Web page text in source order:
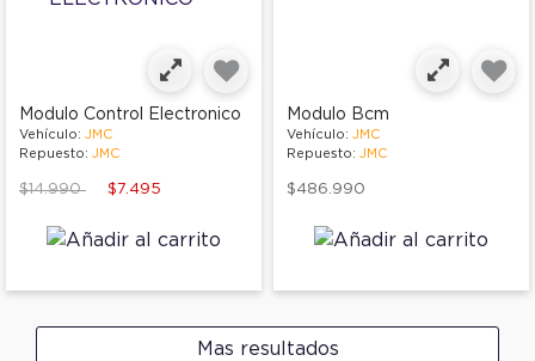
Modulo Control Electronico
Vehículo: JMC
Repuesto: JMC
Price reduced from
$14.990to $7.495
Modulo Bcm
Vehículo: JMC
Repuesto: JMC
$486.990
Mas resultados